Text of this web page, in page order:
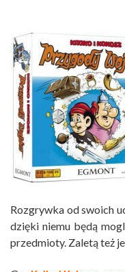
Rozgrywka od swoich
dzięki niemu będą
przedmioty. Zaletą też